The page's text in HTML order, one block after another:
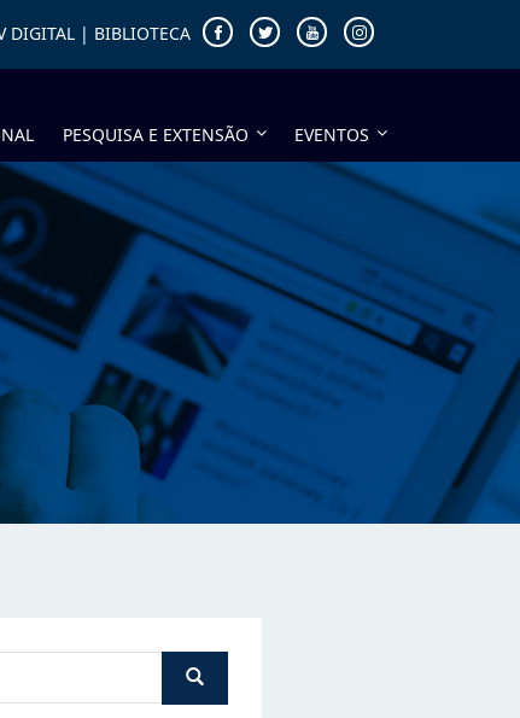
DIGITAL | BIBLIOTECA
PESQUISA E EXTENSÃO EVENTOS